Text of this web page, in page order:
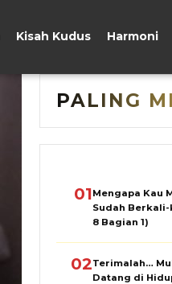
Kisah Kudus Harmoni
PALING
01Mengapa Kau
Sudah
8 Bagian 1)
02Terimalah…
Datang di